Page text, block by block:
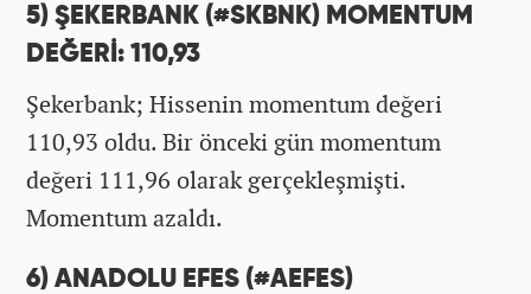
5) ŞEKERBANK (#SKBNK) MOMENTUM
DEĞERİ: 110,93
Şekerbank; Hissenin momentum değeri
110,93 oldu. Bir önceki gün momentum
değeri 111,96 olarak gerçekleşmişti.
Momentum azaldı.
6) ANADOLU EFES (#AEFES)